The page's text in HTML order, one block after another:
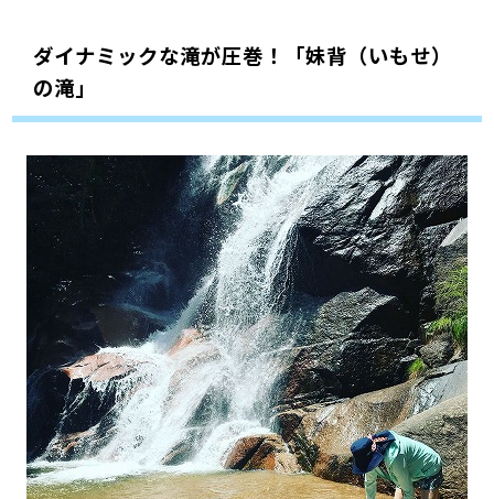
ダイナミックな滝が圧巻！「妹背（いもせ）
の滝」